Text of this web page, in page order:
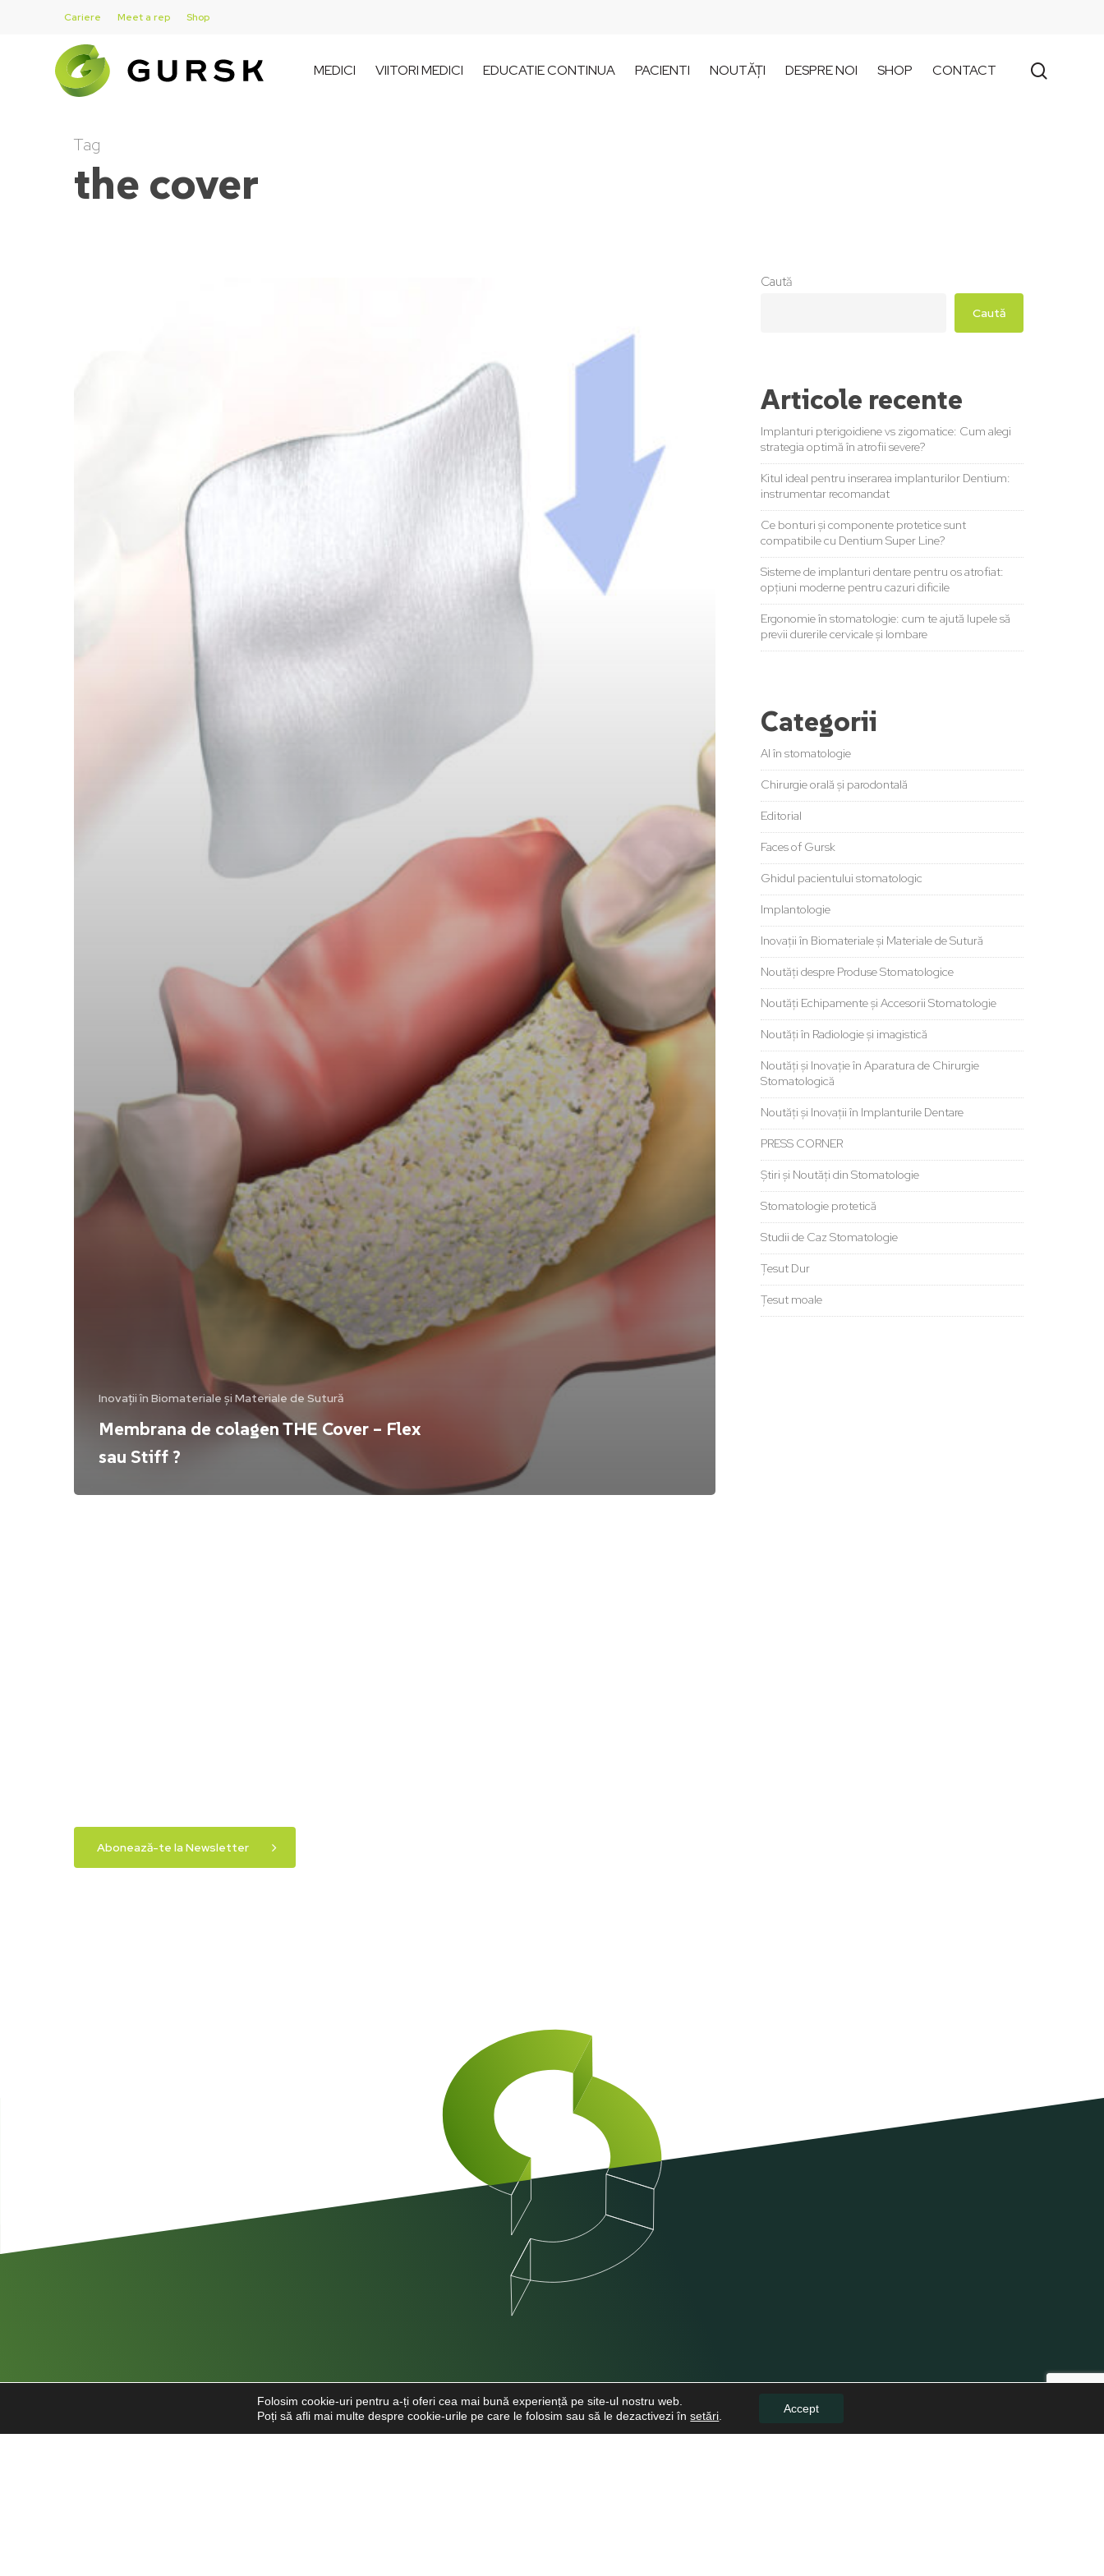
Cariere Meet a rep Shop
Hit enter to search or ESC to close
MEDICI VIITORI MEDICI EDUCATIE CONTINUA PACIENTI NOUTĂȚI DESPRE NOI SHOP CONTACT
Tag
the cover
Inovații în Biomateriale și Materiale de Sutură
Membrana de colagen THE Cover – Flex
sau Stiff ?
Caută
Caută
Articole recente
Implanturi pterigoidiene vs zigomatice: Cum alegi
strategia optimă în atrofii severe?
Kitul ideal pentru inserarea implanturilor Dentium:
instrumentar recomandat
Ce bonturi și componente protetice sunt
compatibile cu Dentium Super Line?
Sisteme de implanturi dentare pentru os atrofiat:
opțiuni moderne pentru cazuri dificile
Ergonomie în stomatologie: cum te ajută lupele să
previi durerile cervicale și lombare
Categorii
AI în stomatologie
Chirurgie orală și parodontală
Editorial
Faces of Gursk
Ghidul pacientului stomatologic
Implantologie
Inovații în Biomateriale și Materiale de Sutură
Noutăți despre Produse Stomatologice
Noutăți Echipamente și Accesorii Stomatologie
Noutăți în Radiologie și imagistică
Noutăți și Inovație în Aparatura de Chirurgie
Stomatologică
Noutăți și Inovații în Implanturile Dentare
PRESS CORNER
Știri și Noutăți din Stomatologie
Stomatologie protetică
Studii de Caz Stomatologie
Țesut Dur
Țesut moale
Abonează-te la Newsletter
Folosim cookie-uri pentru a-ți oferi cea mai bună experiență pe site-ul nostru web.
Poți să afli mai multe despre cookie-urile pe care le folosim sau să le dezactivezi însetări
Accept